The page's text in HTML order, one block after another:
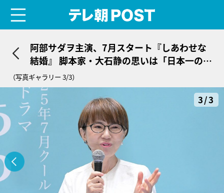
阿部サダヲ主演、7月スタート『しあわせな
結婚』 脚本家・大石静の思いは「日本一の俳
優でホームドラマを書きたかった」
（写真ギャラリー 3/3）
3/3